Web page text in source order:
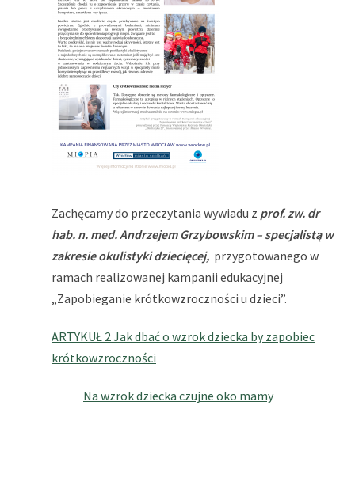
Zachęcamy do przeczytania wywiadu z prof. zw. dr
hab. n. med. Andrzejem Grzybowskim – specjalistą w
zakresie okulistyki dziecięcej, przygotowanego w
ramach realizowanej kampanii edukacyjnej
„Zapobieganie krótkowzroczności u dzieci”.
ARTYKUŁ 2 Jak dbać o wzrok dziecka by zapobiec
krótkowzroczności
Na wzrok dziecka czujne oko mamy